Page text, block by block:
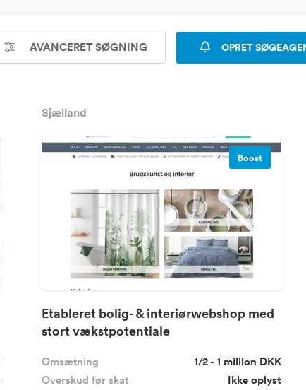
AVANCERET SØGNING OPRET
Sjælland
Boost
Etableret bolig- & interiørwebshop med
stort vækstpotentiale
Omsætning
1/2 - 1 million DKK
Overskud før skat
Ikke oplyst